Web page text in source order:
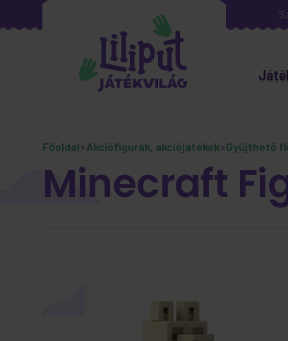
Főoldal»Akciófigurák, akciójátékok»Gyűjthető
Minecraft